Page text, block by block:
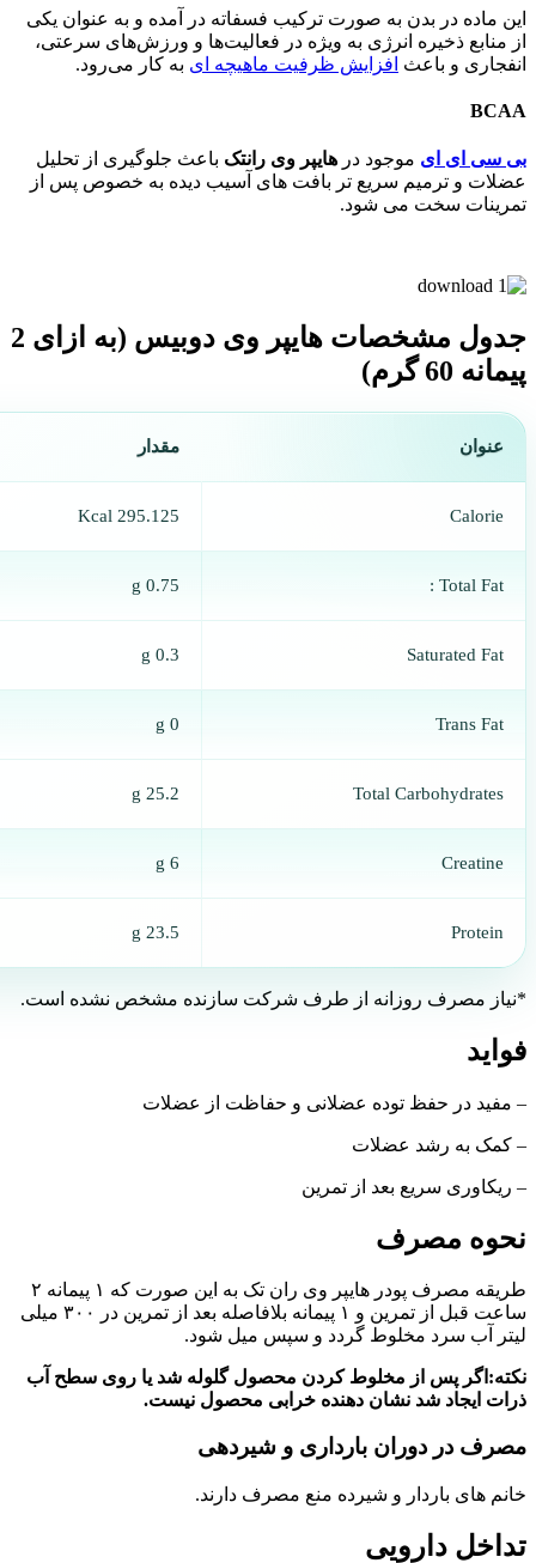
این ماده در بدن به صورت ترکیب فسفاته در آمده و به عنوان یکی‌
از منابع ذخیره انرژی به ویژه در فعالیت‌ها و ورزش‌های سرعتی،
انفجاری و باعث افزایش ظرفیت ماهیچه ای به کار می‌‌رود.
BCAA
بی سی ای ای موجود در هایپر وی رانتک باعث جلوگیری از تحلیل
عضلات و ترمیم سریع تر بافت های آسیب دیده به خصوص پس از
تمرینات سخت می شود.
جدول مشخصات هایپر وی دوبیس (به ازای 2
پيمانه 60 گرم)
عنوان مقدار
Calorie
295.125 Kcal
Total Fat :
0.75 g
Saturated Fat
0.3 g
Trans Fat
0 g
Total Carbohydrates
25.2 g
Creatine
6 g
Protein
23.5 g
*نیاز مصرف روزانه از طرف شرکت سازنده مشخص نشده است.
فواید
– مفید در حفظ توده عضلانی و حفاظت از عضلات
– کمک به رشد عضلات
– ریکاوری سریع بعد از تمرین
نحوه مصرف
طریقه مصرف پودر هایپر وی ران تک به این صورت که ۱ پیمانه ۲
ساعت قبل از تمرین و ۱ پیمانه بلافاصله بعد از تمرین در ۳۰۰ میلی
لیتر آب سرد مخلوط گردد و سپس میل شود.
نکته:اگر پس از مخلوط کردن محصول گلوله شد یا روی سطح آب
ذرات ایجاد شد نشان دهنده خرابی محصول نیست.
مصرف در دوران بارداری و شیردهی
خانم های باردار و شیرده منع مصرف دارند.
تداخل دارویی